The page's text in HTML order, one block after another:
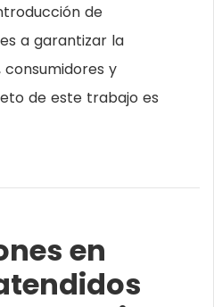
de
a garantizar la
consumidores y
de este trabajo es
en